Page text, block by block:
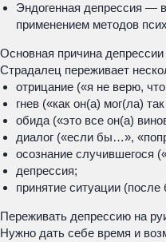
Эндогенная депрессия —
применением методов
Основная причина
Страдалец переживает
отрицание («я не верю,
гнев («как он(а) мог(ла)
обида («это все он(а)
диалог («если бы…»,
осознание случившегося
депрессия;
принятие ситуации (после
Переживать депрессию на
Нужно дать себе время и